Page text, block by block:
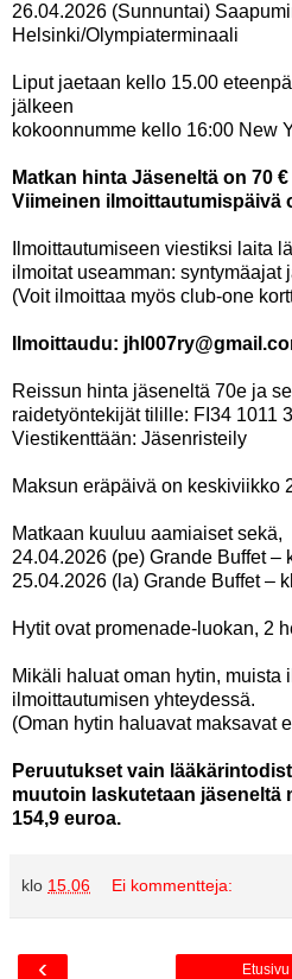
26.04.2026 (Sunnuntai)
Helsinki/Olympiaterminaali
Liput jaetaan kello 15.00
jälkeen
kokoonnumme kello 16:00 New
Matkan hinta Jäseneltä on 70 €
Viimeinen ilmoittautumispäivä
Ilmoittautumiseen viestiksi laita
ilmoitat useamman: syntymäajat
(Voit ilmoittaa myös club-one
Ilmoittaudu:
Reissun hinta jäseneltä 70e ja
raidetyöntekijättilille: FI34 1011
Viestikenttään: Jäsenristeily
Maksun eräpäivä on keskiviikko
Matkaan kuuluu aamiaiset sekä,
24.04.2026 (pe) Grande Buffet –
25.04.2026 (la) Grande Buffet –
Hytit ovat promenade-luokan, 2
Mikäli haluat oman hytin, muista
ilmoittautumisen yhteydessä.
(Oman hytin haluavat maksavat
Peruutukset vain
muutoin laskutetaan
154,9 euroa.
klo 15.06 Ei kommentteja:
‹ Etusivu